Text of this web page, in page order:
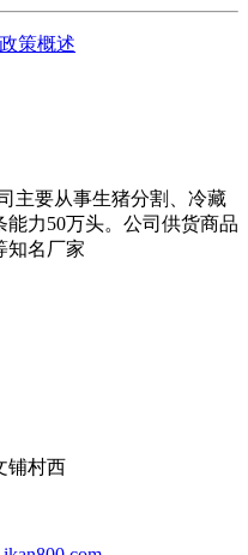
策概述
主要从事生猪分割、冷藏
力50万头。公司供货商品
知名厂家
铺村西